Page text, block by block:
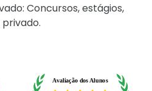
Concursos, estágios,